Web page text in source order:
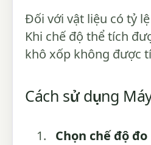
Đối với vật liệu có tỷ
Khi chế độ thể tích
khô xốp không được
Cách sử dụng
Chọn chế độ